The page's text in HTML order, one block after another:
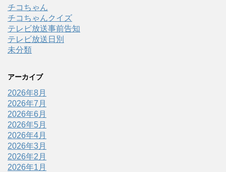
チコちゃん
チコちゃんクイズ
テレビ放送事前告知
テレビ放送日別
未分類
アーカイブ
2026年8月
2026年7月
2026年6月
2026年5月
2026年4月
2026年3月
2026年2月
2026年1月